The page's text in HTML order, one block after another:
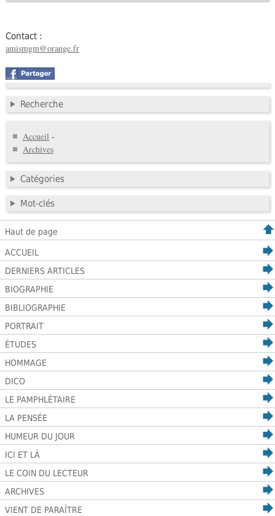
Contact :
amismgm@orange.fr
Recherche
Accueil -
Archives
Catégories
Mot-clés
Haut de page
ACCUEIL
DERNIERS ARTICLES
BIOGRAPHIE
BIBLIOGRAPHIE
PORTRAIT
ÉTUDES
HOMMAGE
DICO
LE PAMPHLÉTAIRE
LA PENSÉE
HUMEUR DU JOUR
ICI ET LÀ
LE COIN DU LECTEUR
ARCHIVES
VIENT DE PARAÎTRE